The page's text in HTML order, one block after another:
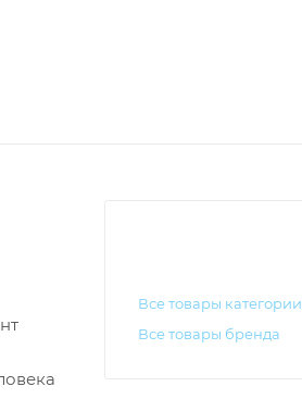
Все товары категории
Все товары бренда